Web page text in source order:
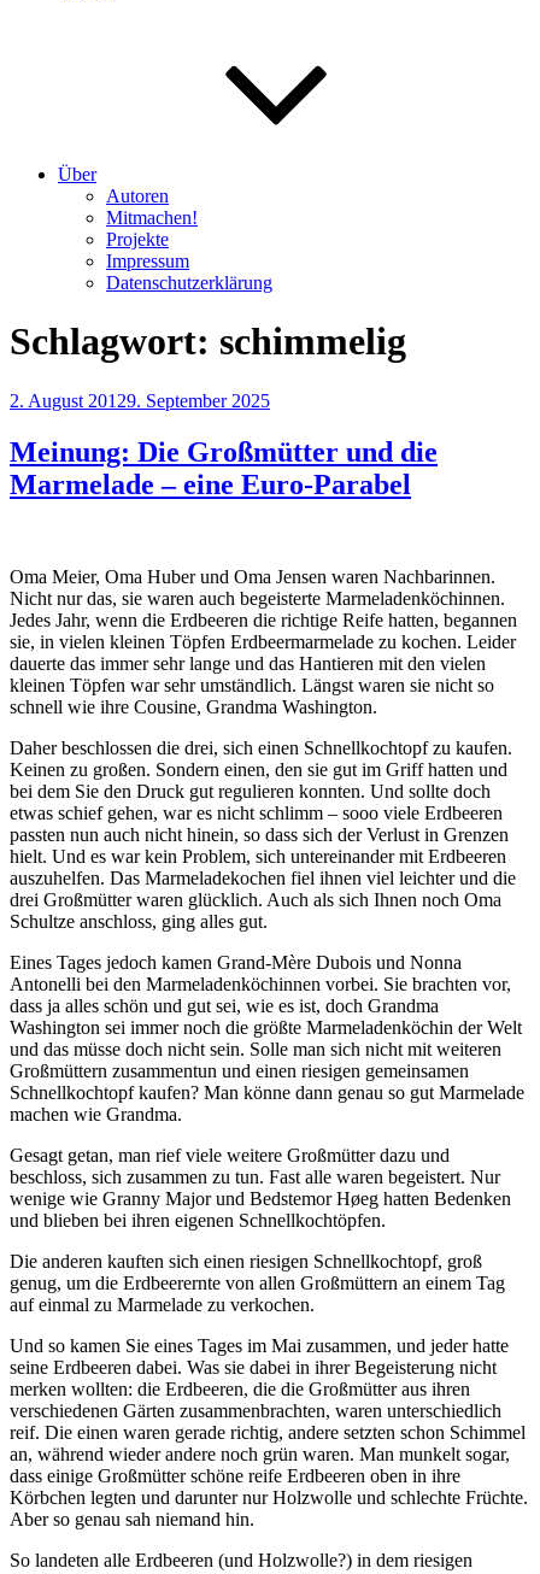
Über
Autoren
Mitmachen!
Projekte
Impressum
Datenschutzerklärung
Schlagwort: schimmelig
Veröffentlicht
2. August 20129. September 2025
Meinung: Die Großmütter und die
Marmelade – eine Euro-Parabel
Oma Meier, Oma Huber und Oma Jensen waren Nachbarinnen.
Nicht nur das, sie waren auch begeisterte Marmeladenköchinnen.
Jedes Jahr, wenn die Erdbeeren die richtige Reife hatten, begannen
sie, in vielen kleinen Töpfen Erdbeermarmelade zu kochen. Leider
dauerte das immer sehr lange und das Hantieren mit den vielen
kleinen Töpfen war sehr umständlich. Längst waren sie nicht so
schnell wie ihre Cousine, Grandma Washington.
Daher beschlossen die drei, sich einen Schnellkochtopf zu kaufen.
Keinen zu großen. Sondern einen, den sie gut im Griff hatten und
bei dem Sie den Druck gut regulieren konnten. Und sollte doch
etwas schief gehen, war es nicht schlimm – sooo viele Erdbeeren
passten nun auch nicht hinein, so dass sich der Verlust in Grenzen
hielt. Und es war kein Problem, sich untereinander mit Erdbeeren
auszuhelfen. Das Marmeladekochen fiel ihnen viel leichter und die
drei Großmütter waren glücklich. Auch als sich Ihnen noch Oma
Schultze anschloss, ging alles gut.
Eines Tages jedoch kamen Grand-Mère Dubois und Nonna
Antonelli bei den Marmeladenköchinnen vorbei. Sie brachten vor,
dass ja alles schön und gut sei, wie es ist, doch Grandma
Washington sei immer noch die größte Marmeladenköchin der Welt
und das müsse doch nicht sein. Solle man sich nicht mit weiteren
Großmüttern zusammentun und einen riesigen gemeinsamen
Schnellkochtopf kaufen? Man könne dann genau so gut Marmelade
machen wie Grandma.
Gesagt getan, man rief viele weitere Großmütter dazu und
beschloss, sich zusammen zu tun. Fast alle waren begeistert. Nur
wenige wie Granny Major und Bedstemor Høeg hatten Bedenken
und blieben bei ihren eigenen Schnellkochtöpfen.
Die anderen kauften sich einen riesigen Schnellkochtopf, groß
genug, um die Erdbeerernte von allen Großmüttern an einem Tag
auf einmal zu Marmelade zu verkochen.
Und so kamen Sie eines Tages im Mai zusammen, und jeder hatte
seine Erdbeeren dabei. Was sie dabei in ihrer Begeisterung nicht
merken wollten: die Erdbeeren, die die Großmütter aus ihren
verschiedenen Gärten zusammenbrachten, waren unterschiedlich
reif. Die einen waren gerade richtig, andere setzten schon Schimmel
an, während wieder andere noch grün waren. Man munkelt sogar,
dass einige Großmütter schöne reife Erdbeeren oben in ihre
Körbchen legten und darunter nur Holzwolle und schlechte Früchte.
Aber so genau sah niemand hin.
So landeten alle Erdbeeren (und Holzwolle?) in dem riesigen